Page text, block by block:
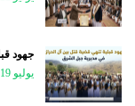
جهود
يوليو 19, 2026